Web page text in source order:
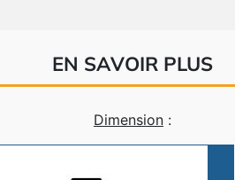
EN SAVOIR PLUS
Dimension :